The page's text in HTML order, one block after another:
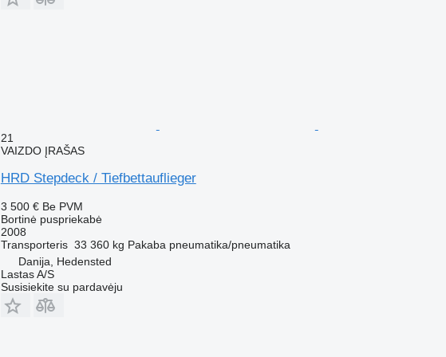
21
VAIZDO ĮRAŠAS
HRD Stepdeck / Tiefbettauflieger
3 500 € Be PVM
Bortinė puspriekabė
2008
Transporteris 33 360 kg Pakaba pneumatika/pneumatika
Danija, Hedensted
Lastas A/S
Susisiekite su pardavėju